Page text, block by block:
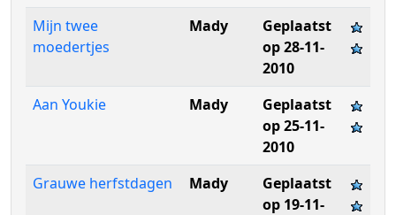
Mijn twee
moedertjes
Mady
Geplaatst
op 28-11-
2010
Aan Youkie
Mady
Geplaatst
op 25-11-
2010
Grauwe herfstdagen
Mady
Geplaatst
op 19-11-